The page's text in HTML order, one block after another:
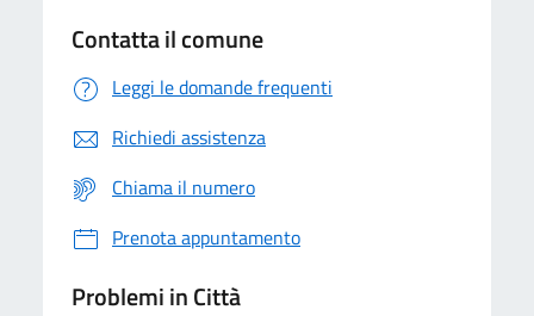
Contatta il comune
Leggi le domande frequenti
Richiedi assistenza
Chiama il numero
Prenota appuntamento
Problemi in Città